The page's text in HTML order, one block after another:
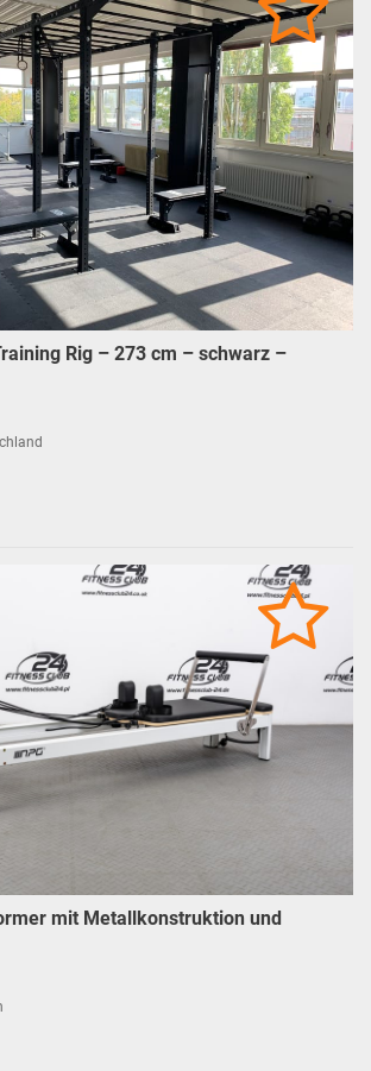
Rig – 273 cm – schwarz –
mit Metallkonstruktion und